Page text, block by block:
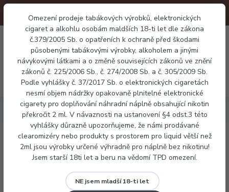
Omezení prodeje tabákových výrobků, elektronických
cigaret a alkohlu osobám maldších 18-ti let dle zákona
č.379/2005 Sb. o opatřeních k ochraně před škodami
působenými tabákovými výrobky, alkoholem a jinými
návykovými látkami a o změně souvisejících zákonů ve znění
zákonů č. 225/2006 Sb., č. 274/2008 Sb. a č. 305/2009 Sb.
Podle vyhlášky č. 37/2017 Sb. o elektronických cigaretách
nesmí objem nádržky opakovaně plnitelné elektronické
cigarety pro doplňování náhradní náplně obsahující nikotin
překročit 2 ml. V návaznosti na ustanovení §4 odst.3 této
vyhlášky důrazně upozorňujeme, že námi prodávané
clearomizéry nebo produkty s prostorem pro liquid větší než
2ml jsou výrobky určené výhradně pro náplně bez nikotinu!
Jsem starší 18ti let a beru na vědomí TPD omezení.
NE jsem mladší 18-ti let
Menu
0 Kč
Elektronické cigarety OXVA NeXLIM
OXVA NeXLIM